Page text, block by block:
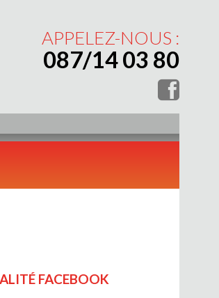
APPELEZ-NOUS :
087/14 03 80
FACEBOOK